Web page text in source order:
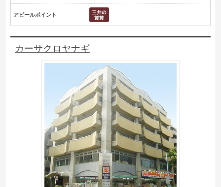
アピールポイント
カーサクロヤナギ